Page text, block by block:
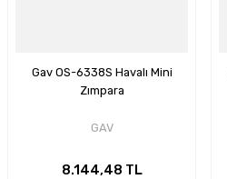
Gav OS-6338S Havalı Mini
Zımpara
GAV
8.144,48 TL